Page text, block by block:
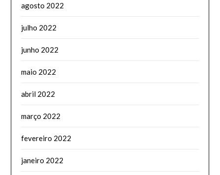
agosto 2022
julho 2022
junho 2022
maio 2022
abril 2022
março 2022
fevereiro 2022
janeiro 2022